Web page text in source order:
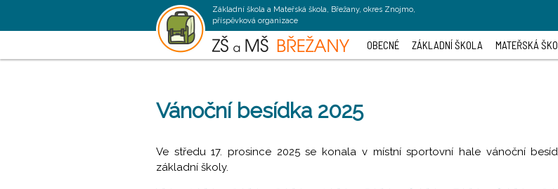
Základní škola a Mateřská škola, Břežany, okres Znojmo,
příspěvková organizace
OBECNÉ ZÁKLADNÍ ŠKOLA MATEŘSKÁ
Vánoční besídka 2025
Ve středu 17. prosince 2025 se konala v místní sportovní hale vánoční
základní školy.